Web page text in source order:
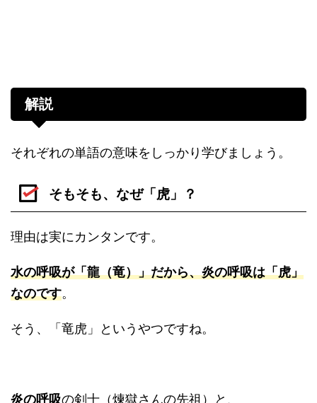
解説
それぞれの単語の意味をしっかり学びましょう。
そもそも、なぜ「虎」？
理由は実にカンタンです。
水の呼吸が「龍（竜）」だから、炎の呼吸は「虎」
なのです。
そう、「竜虎」というやつですね。
炎の呼吸の剣士（煉獄さんの先祖）と、